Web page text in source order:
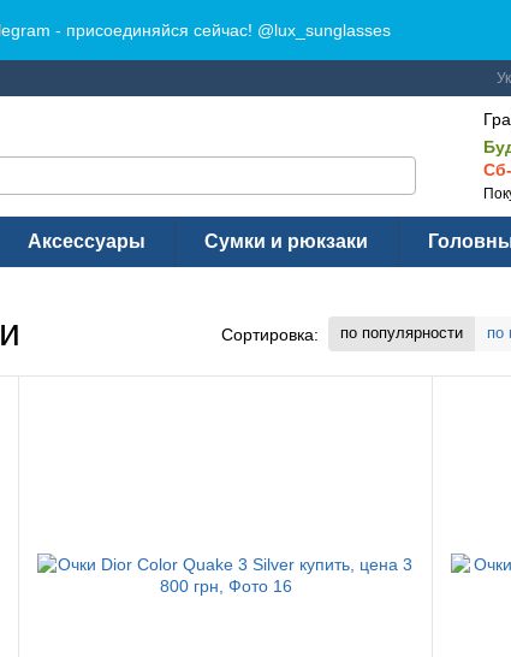
- присоединяйся сейчас! @lux_sunglasses
Аксессуары Сумки и рюкзаки
Сортировка: по популярности по